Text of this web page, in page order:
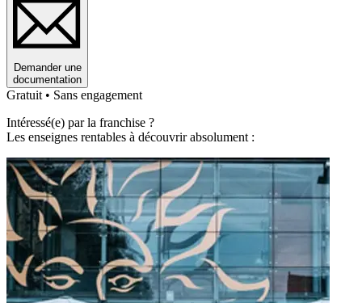
Demander une
documentation
Gratuit • Sans engagement
Intéressé(e) par la franchise ?
Les enseignes rentables à découvrir absolument :